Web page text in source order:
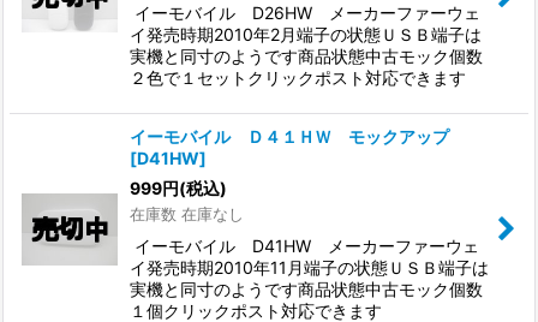
イーモバイル D26HW メーカーファーウェ
イ発売時期2010年2月端子の状態ＵＳＢ端子は
実機と同寸のようです商品状態中古モック個数
２色で１セットクリックポスト対応できます
イーモバイル Ｄ４１ＨＷ モックアップ
[D41HW]
999円(税込)
在庫数 在庫なし
イーモバイル D41HW メーカーファーウェ
イ発売時期2010年11月端子の状態ＵＳＢ端子は
実機と同寸のようです商品状態中古モック個数
１個クリックポスト対応できます